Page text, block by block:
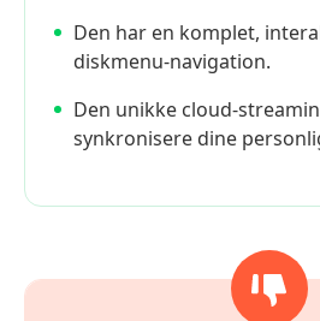
Den har en komplet,
diskmenu-navigation.
Den unikke cloud-
synkronisere dine